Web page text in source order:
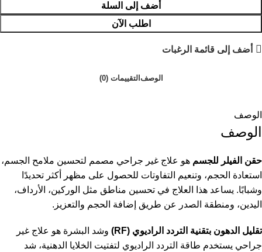
أضف إلى السلة
اطلب الآن
أضف إلى قائمة الرغبات
الوصف التقييمات (0)
الوصف
الوصف
حقن الفيلر للجسم هو علاج غير جراحي مصمم لتحسين ملامح الجسم،
استعادة الحجم، وتنعيم التفاوتات للحصول على مظهر أكثر تحديدًا
وشبابًا. يساعد هذا العلاج في تحسين مناطق مثل الوركين، الأرداف،
اليدين، ومنطقة الصدر عن طريق إضافة الحجم والتعزيز.
تقليل الدهون بتقنية التردد الراديوي (RF)
وشد البشرة هو علاج غير
جراحي يستخدم طاقة التردد الراديوي لتفتيت الخلايا الدهنية، شد